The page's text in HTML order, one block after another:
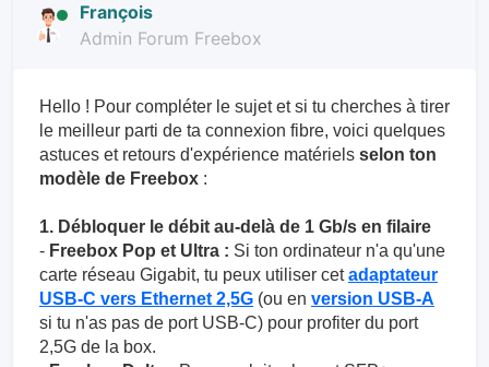
François
Admin Forum Freebox
Hello ! Pour compléter le sujet et si tu cherches à tirer
le meilleur parti de ta connexion fibre, voici quelques
astuces et retours d'expérience matériels selon ton
modèle de Freebox :
1. Débloquer le débit au-delà de 1 Gb/s en filaire
- Freebox Pop et Ultra : Si ton ordinateur n'a qu'une
carte réseau Gigabit, tu peux utiliser cetadaptateur
USB-C vers Ethernet 2,5G (ou en version USB-A
si tu n'as pas de port USB-C) pour profiter du port
2,5G de la box.